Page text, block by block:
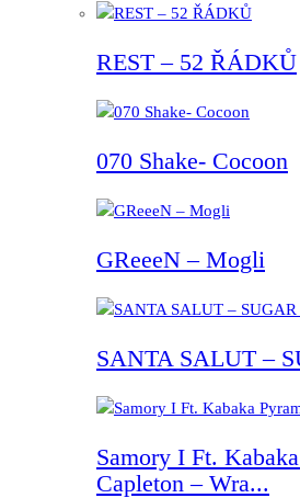
REST – 52 ŘÁDKŮ
070 Shake- Cocoon
GReeeN – Mogli
SANTA SALUT –
Samory I Ft.
Capleton – Wra...